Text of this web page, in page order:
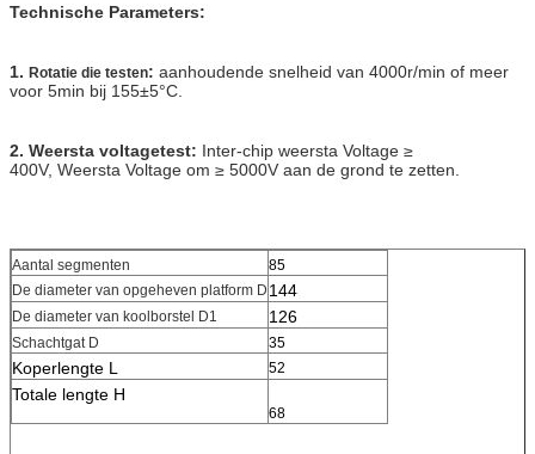
Technische Parameters:
1. Rotatie die testen: aanhoudende snelheid van 4000r/min of meer
voor 5min bij 155±5°C.
2. Weersta voltagetest: Inter-chip weersta Voltage ≥
400V, Weersta Voltage om ≥ 5000V aan de grond te zetten.
Aantal segmenten
85
De diameter van opgeheven platform D 144
De diameter van koolborstel D1 126
Schachtgat D 35
Koperlengte L 52
Totale lengte H
68